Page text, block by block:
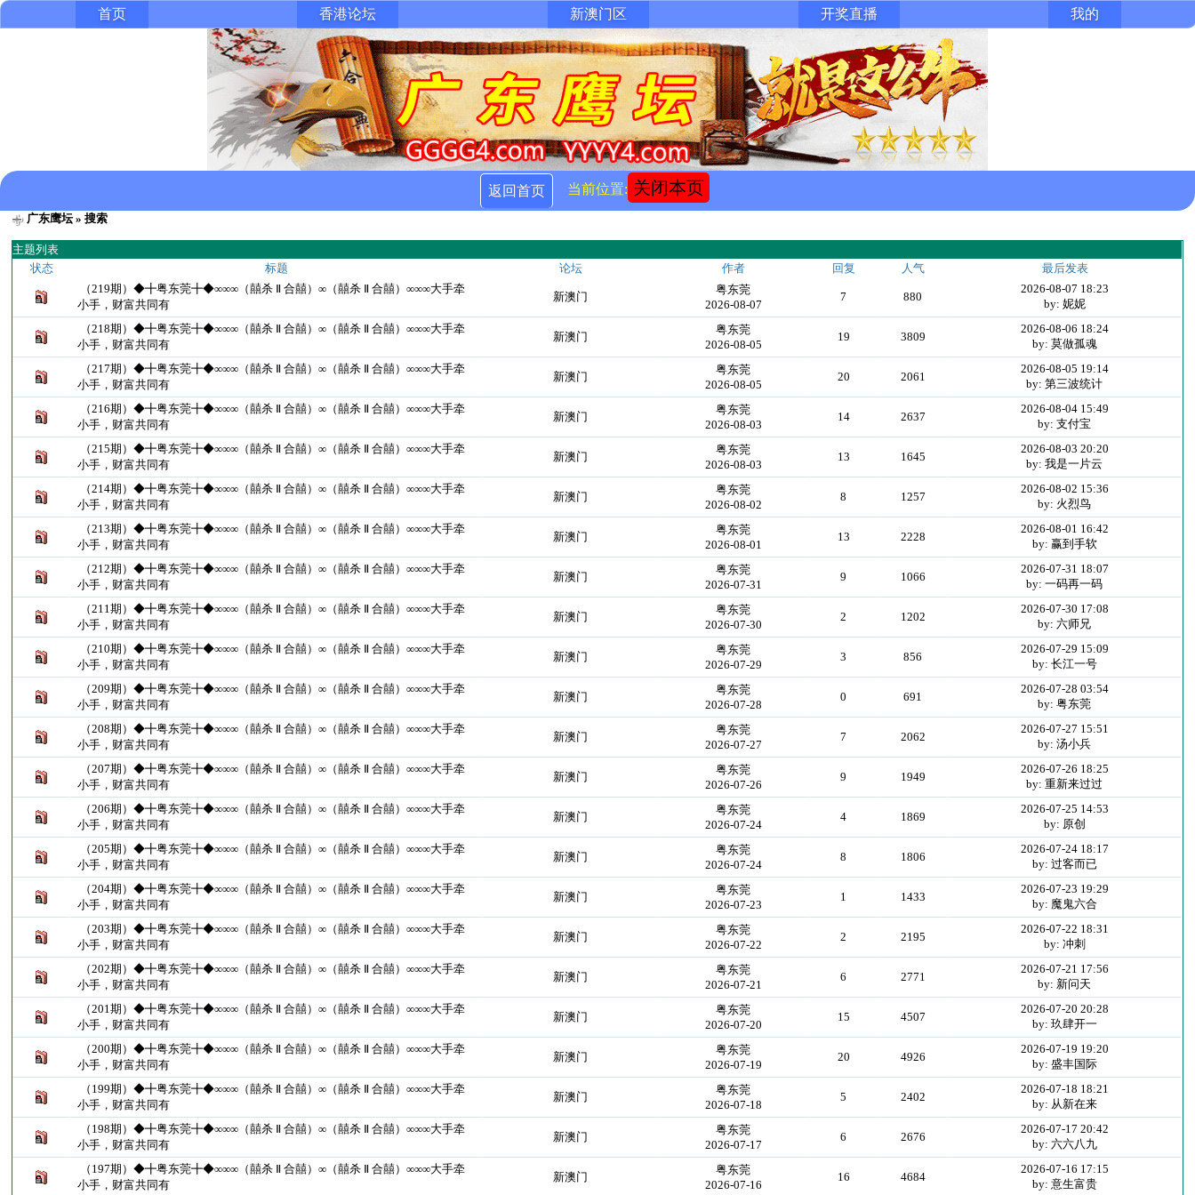
首页 香港论坛 新澳门区 开奖直播 我的
返回首页 当前位置: 关闭本页
广东鹰坛» 搜索
主题列表
状态
标题 论坛 作者 回复 人气
最后发表
（219期）◆╋粤东莞╋◆∞∞∞（囍杀 Ⅱ 合囍）∞（囍杀 Ⅱ 合囍）∞∞∞大手牵
小手，财富共同有
新澳门
粤东莞
2026-08-07
7 880
2026-08-07 18:23
by: 妮妮
（218期）◆╋粤东莞╋◆∞∞∞（囍杀 Ⅱ 合囍）∞（囍杀 Ⅱ 合囍）∞∞∞大手牵
小手，财富共同有
新澳门
粤东莞
2026-08-05
19 3809
2026-08-06 18:24
by: 莫做孤魂
（217期）◆╋粤东莞╋◆∞∞∞（囍杀 Ⅱ 合囍）∞（囍杀 Ⅱ 合囍）∞∞∞大手牵
小手，财富共同有
新澳门
粤东莞
2026-08-05
20 2061
2026-08-05 19:14
by: 第三波统计
（216期）◆╋粤东莞╋◆∞∞∞（囍杀 Ⅱ 合囍）∞（囍杀 Ⅱ 合囍）∞∞∞大手牵
小手，财富共同有
新澳门
粤东莞
2026-08-03
14 2637
2026-08-04 15:49
by: 支付宝
（215期）◆╋粤东莞╋◆∞∞∞（囍杀 Ⅱ 合囍）∞（囍杀 Ⅱ 合囍）∞∞∞大手牵
小手，财富共同有
新澳门
粤东莞
2026-08-03
13 1645
2026-08-03 20:20
by: 我是一片云
（214期）◆╋粤东莞╋◆∞∞∞（囍杀 Ⅱ 合囍）∞（囍杀 Ⅱ 合囍）∞∞∞大手牵
小手，财富共同有
新澳门
粤东莞
2026-08-02
8 1257
2026-08-02 15:36
by: 火烈鸟
（213期）◆╋粤东莞╋◆∞∞∞（囍杀 Ⅱ 合囍）∞（囍杀 Ⅱ 合囍）∞∞∞大手牵
小手，财富共同有
新澳门
粤东莞
2026-08-01
13 2228
2026-08-01 16:42
by: 赢到手软
（212期）◆╋粤东莞╋◆∞∞∞（囍杀 Ⅱ 合囍）∞（囍杀 Ⅱ 合囍）∞∞∞大手牵
小手，财富共同有
新澳门
粤东莞
2026-07-31
9 1066
2026-07-31 18:07
by: 一码再一码
（211期）◆╋粤东莞╋◆∞∞∞（囍杀 Ⅱ 合囍）∞（囍杀 Ⅱ 合囍）∞∞∞大手牵
小手，财富共同有
新澳门
粤东莞
2026-07-30
2 1202
2026-07-30 17:08
by: 六师兄
（210期）◆╋粤东莞╋◆∞∞∞（囍杀 Ⅱ 合囍）∞（囍杀 Ⅱ 合囍）∞∞∞大手牵
小手，财富共同有
新澳门
粤东莞
2026-07-29
3 856
2026-07-29 15:09
by: 长江一号
（209期）◆╋粤东莞╋◆∞∞∞（囍杀 Ⅱ 合囍）∞（囍杀 Ⅱ 合囍）∞∞∞大手牵
小手，财富共同有
新澳门
粤东莞
2026-07-28
0 691
2026-07-28 03:54
by: 粤东莞
（208期）◆╋粤东莞╋◆∞∞∞（囍杀 Ⅱ 合囍）∞（囍杀 Ⅱ 合囍）∞∞∞大手牵
小手，财富共同有
新澳门
粤东莞
2026-07-27
7 2062
2026-07-27 15:51
by: 汤小兵
（207期）◆╋粤东莞╋◆∞∞∞（囍杀 Ⅱ 合囍）∞（囍杀 Ⅱ 合囍）∞∞∞大手牵
小手，财富共同有
新澳门
粤东莞
2026-07-26
9 1949
2026-07-26 18:25
by: 重新来过过
（206期）◆╋粤东莞╋◆∞∞∞（囍杀 Ⅱ 合囍）∞（囍杀 Ⅱ 合囍）∞∞∞大手牵
小手，财富共同有
新澳门
粤东莞
2026-07-24
4 1869
2026-07-25 14:53
by: 原创
（205期）◆╋粤东莞╋◆∞∞∞（囍杀 Ⅱ 合囍）∞（囍杀 Ⅱ 合囍）∞∞∞大手牵
小手，财富共同有
新澳门
粤东莞
2026-07-24
8 1806
2026-07-24 18:17
by: 过客而已
（204期）◆╋粤东莞╋◆∞∞∞（囍杀 Ⅱ 合囍）∞（囍杀 Ⅱ 合囍）∞∞∞大手牵
小手，财富共同有
新澳门
粤东莞
2026-07-23
1 1433
2026-07-23 19:29
by: 魔鬼六合
（203期）◆╋粤东莞╋◆∞∞∞（囍杀 Ⅱ 合囍）∞（囍杀 Ⅱ 合囍）∞∞∞大手牵
小手，财富共同有
新澳门
粤东莞
2026-07-22
2 2195
2026-07-22 18:31
by: 冲刺
（202期）◆╋粤东莞╋◆∞∞∞（囍杀 Ⅱ 合囍）∞（囍杀 Ⅱ 合囍）∞∞∞大手牵
小手，财富共同有
新澳门
粤东莞
2026-07-21
6 2771
2026-07-21 17:56
by: 新问天
（201期）◆╋粤东莞╋◆∞∞∞（囍杀 Ⅱ 合囍）∞（囍杀 Ⅱ 合囍）∞∞∞大手牵
小手，财富共同有
新澳门
粤东莞
2026-07-20
15 4507
2026-07-20 20:28
by: 玖肆开一
（200期）◆╋粤东莞╋◆∞∞∞（囍杀 Ⅱ 合囍）∞（囍杀 Ⅱ 合囍）∞∞∞大手牵
小手，财富共同有
新澳门
粤东莞
2026-07-19
20 4926
2026-07-19 19:20
by: 盛丰国际
（199期）◆╋粤东莞╋◆∞∞∞（囍杀 Ⅱ 合囍）∞（囍杀 Ⅱ 合囍）∞∞∞大手牵
小手，财富共同有
新澳门
粤东莞
2026-07-18
5 2402
2026-07-18 18:21
by: 从新在来
（198期）◆╋粤东莞╋◆∞∞∞（囍杀 Ⅱ 合囍）∞（囍杀 Ⅱ 合囍）∞∞∞大手牵
小手，财富共同有
新澳门
粤东莞
2026-07-17
6 2676
2026-07-17 20:42
by: 六六八九
（197期）◆╋粤东莞╋◆∞∞∞（囍杀 Ⅱ 合囍）∞（囍杀 Ⅱ 合囍）∞∞∞大手牵
小手，财富共同有
新澳门
粤东莞
2026-07-16
16 4684
2026-07-16 17:15
by: 意生富贵